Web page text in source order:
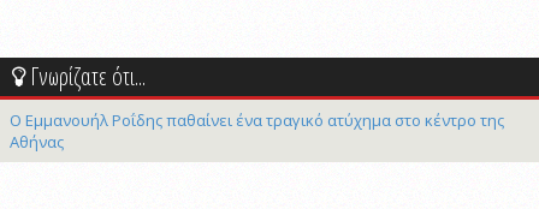
Γνωρίζατε ότι...
Ο Εμμανουήλ Ροΐδης παθαίνει ένα τραγικό ατύχημα στο κέντρο της
Αθήνας